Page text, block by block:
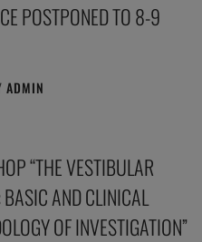
POSTPONED TO 8-9
ADMIN
“THE VESTIBULAR
BASIC AND CLINICAL
OF INVESTIGATION”